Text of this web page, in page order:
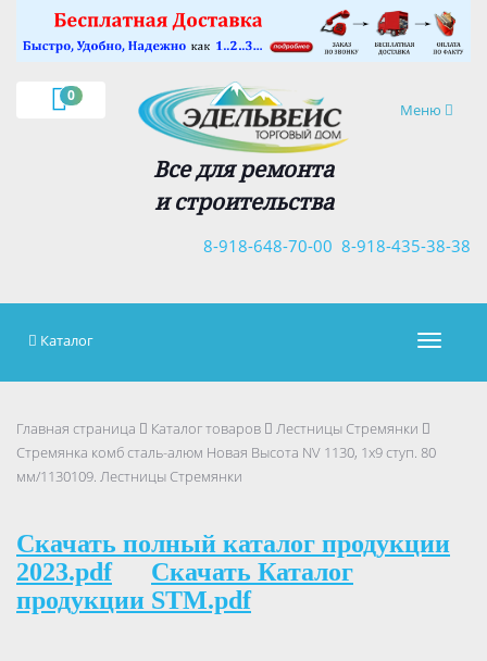
0
Навигация
Меню
Все для ремонта
и строительства
8-918-435-38-38
8-918-648-70-00
×
Каталог
Главная страница Каталог товаров
Лестницы Стремянки
Стремянка комб сталь-алюм Новая Высота NV 1130, 1х9 ступ. 80
мм/1130109. Лестницы Стремянки
Скачать полный каталог продукции
2023.pdf
Скачать Каталог
продукции STM.pdf